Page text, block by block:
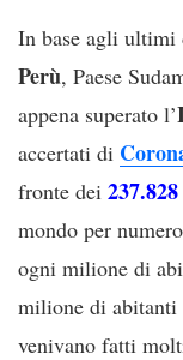
In base agli
Perù, Paese
appena superato l’
accertati di
fronte dei 237.828
mondo per
ogni milione di
milione di abitanti
venivano fatti